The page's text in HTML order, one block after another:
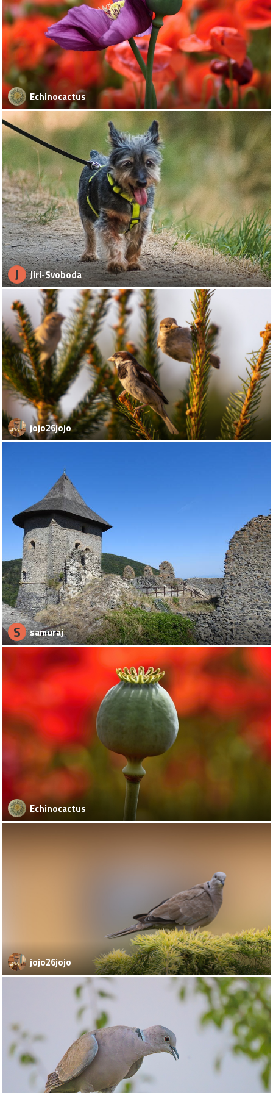
Echinocactus
J Jiri-Svoboda
jojo26jojo
S samuraj
Echinocactus
jojo26jojo